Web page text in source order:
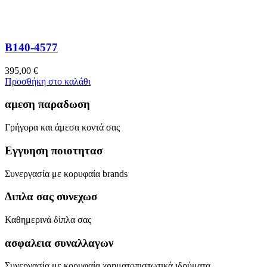
B140-4577
395,00 €
Προσθήκη στο καλάθι
αμεση παραδωση
Γρήγορα και άμεσα κοντά σας
Εγγυηση ποιοτητασ
Συνεργασία με κορυφαία brands
Διπλα σας συνεχωσ
Καθημερινά δίπλα σας
ασφαλεια συναλλαγων